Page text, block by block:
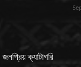
জনপ্রিয় ক্যাটাগরি